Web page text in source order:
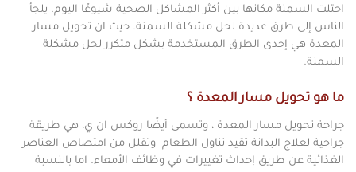
احتلت السمنة مكانها بين أكثر المشاكل الصحية شيوعًا اليوم. يلجأ
الناس إلى طرق عديدة لحل مشكلة السمنة. حيث ان تحويل مسار
المعدة هي إحدى الطرق المستخدمة بشكل متكرر لحل مشكلة
السمنة.
ما هو تحويل مسار المعدة ؟
جراحة تحويل مسار المعدة ، وتسمى أيضًا روكس ان ي، هي طريقة
جراحية لعلاج البدانة تقيد تناول الطعام وتقلل من امتصاص العناصر
الغذائية عن طريق إحداث تغييرات في وظائف الأمعاء. اما بالنسبة